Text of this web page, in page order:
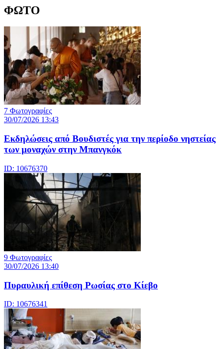
ΦΩΤΟ
7 Φωτογραφίες
30/07/2026 13:43
Εκδηλώσεις από Βουδιστές για την περίοδο νηστείας
των μοναχών στην Μπανγκόκ
ID: 10676370
9 Φωτογραφίες
30/07/2026 13:40
Πυραυλική επίθεση Ρωσίας στο Κίεβο
ID: 10676341